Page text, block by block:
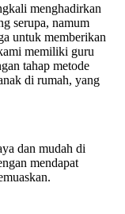
menghadirkan
serupa, namum
untuk memberikan
memiliki guru
tahap metode
di rumah, yang
dan mudah di
mendapat